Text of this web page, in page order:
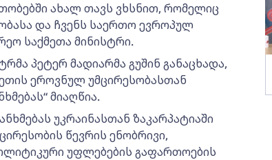
ახალ თავს ვხსნით, რომელიც
და ჩვენს საერთო ევროპულ
საქმეთა მინისტრი.
პეტერ მადიარმა გუშინ განაცხადა,
ეროვნულ უმცირესობასთან
მიაღწია.
უკრაინასთან ზაკარპატიაში
წევრის ენობრივი,
უფლებების გაფართოების